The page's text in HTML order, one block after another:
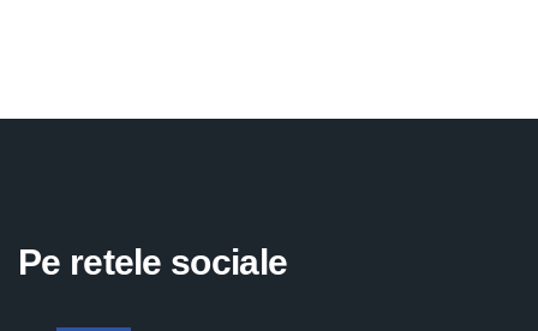
Pe retele sociale